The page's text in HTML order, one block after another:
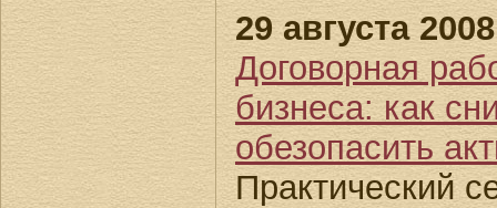
29 августа
Договорная
бизнеса: как
обезопасить
Практический